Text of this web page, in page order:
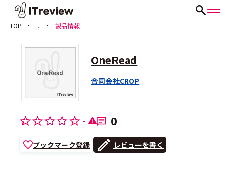
TOP ... 製品情報
OneRead
合同会社CROP
- 0
ブックマーク登録 レビューを書く